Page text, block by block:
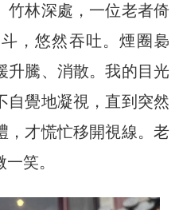
竹林深處，一位老者倚
，悠然吞吐。煙圈裊
升騰、消散。我的目光
自覺地凝視，直到突然
，才慌忙移開視線。老
笑。